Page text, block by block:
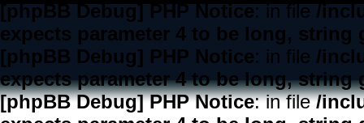
[phpBB Debug] PHP Notice: in file/
expects parameter 4 to be long, string
[phpBB Debug] PHP Notice: in file /
expects parameter 4 to be long, string
[phpBB Debug] PHP Notice: in file/